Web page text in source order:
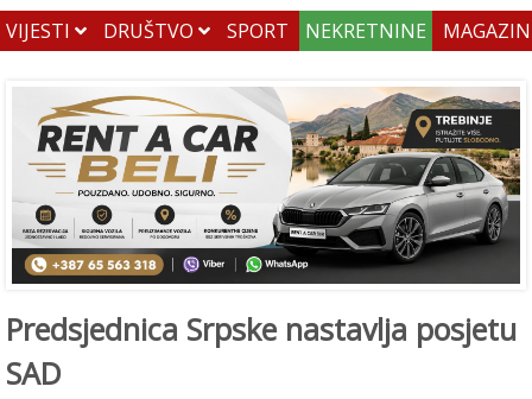
VIJESTI DRUŠTVO SPORT NEKRETNINE
Predsjednica Srpske nastavlja posjetu
SAD